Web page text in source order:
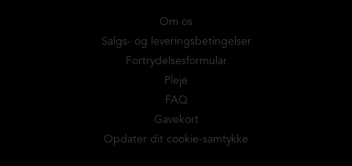
Om os
Salgs- og leveringsbetingelser
Fortrydelsesformular
Pleje
FAQ
Gavekort
Opdater dit cookie-samtykke